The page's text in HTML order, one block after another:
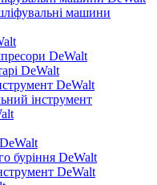
машини
DeWalt
DeWalt
DeWalt
інструмент
буріння DeWalt
DeWalt